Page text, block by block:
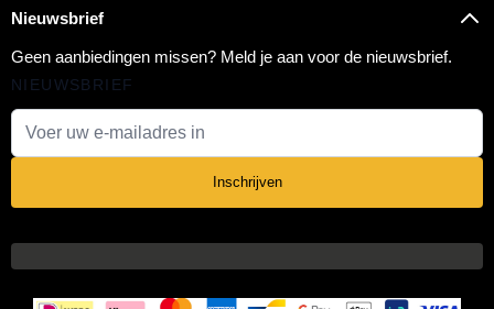
Nieuwsbrief
Geen aanbiedingen missen? Meld je aan voor de nieuwsbrief.
NIEUWSBRIEF
Inschrijven